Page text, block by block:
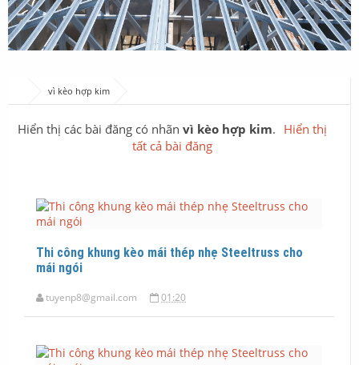
vì kèo hợp kim
Hiển thị các bài đăng có nhãn vì kèo hợp kim. Hiển thị
tất cả bài đăng
Thi công khung kèo mái thép nhẹ Steeltruss cho
mái ngói
tuyenp8@gmail.com 01:20